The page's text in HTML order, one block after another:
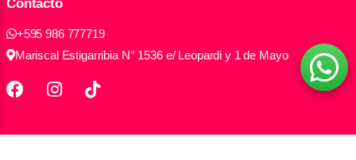
Contacto
+595 986 777719
Mariscal Estigarribia N° 1536 e/ Leopardi y 1 de Mayo